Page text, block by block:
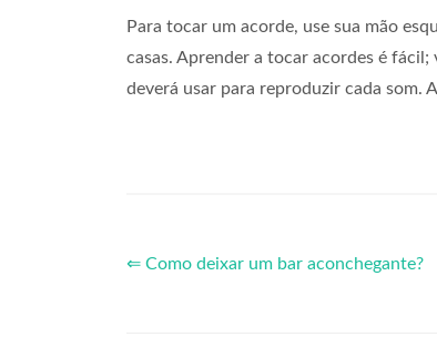
Para tocar um acorde, use sua mão
casas. Aprender a tocar acordes é
deverá usar para reproduzir cada som.
⇐ Como deixar um bar aconchegante?